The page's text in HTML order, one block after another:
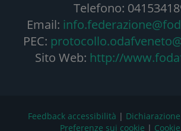
Telefono:
Email:
PEC:
Sito Web: http://
Feedback accessibilità |
Preferenze sui cookie |